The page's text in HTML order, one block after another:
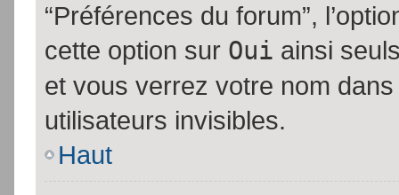
“Préférences du forum”,
cette option sur Oui ainsi
et vous verrez votre nom
utilisateurs invisibles.
Haut